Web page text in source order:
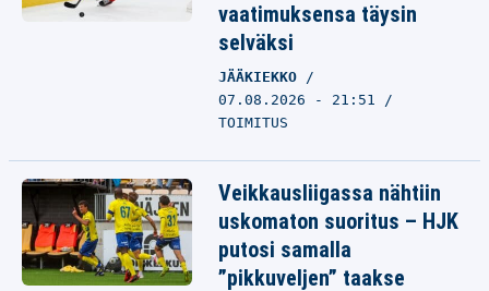
vaatimuksensa täysin
selväksi
JÄÄKIEKKO
07.08.2026 - 21:51
TOIMITUS
Veikkausliigassa nähtiin
uskomaton suoritus – HJK
putosi samalla
”pikkuveljen” taakse